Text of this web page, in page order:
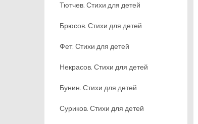
Тютчев. Стихи для детей
Брюсов. Стихи для детей
Фет. Стихи для детей
Некрасов. Стихи для детей
Бунин. Стихи для детей
Суриков. Стихи для детей